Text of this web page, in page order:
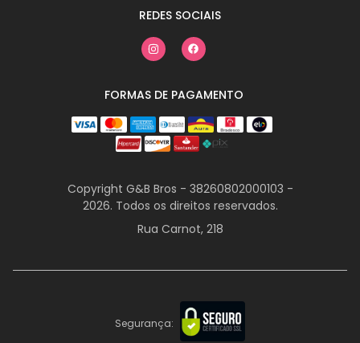
REDES SOCIAIS
FORMAS DE PAGAMENTO
Copyright G&B Bros - 38260802000103 -
2026. Todos os direitos reservados.
Rua Carnot, 218
Segurança: